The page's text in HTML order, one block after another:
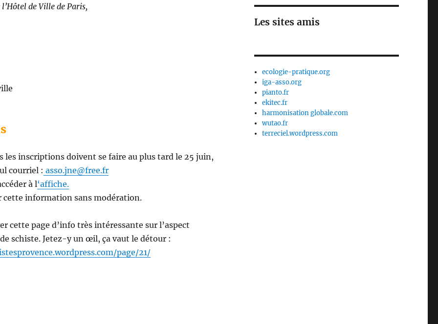
de Ville de Paris,
inscriptions doivent se faire au plus tard le 25 juin,
courriel : asso.jne@free.fr
à l‘affiche.
cette information sans modération.
cette page d’info très intéressante sur l’aspect
schiste. Jetez-y un œil, ça vaut le détour :
page/21/
Les sites amis
ecologie-pratique.org
iga-asso.org
pianto.fr
ekitec.fr
harmonisation globale.com
wutao.fr
terreciel.wordpress.com